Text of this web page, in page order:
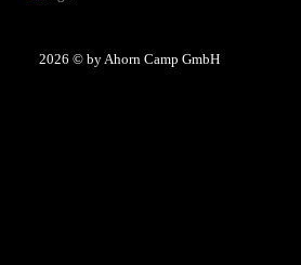
2026 © by Ahorn Camp GmbH